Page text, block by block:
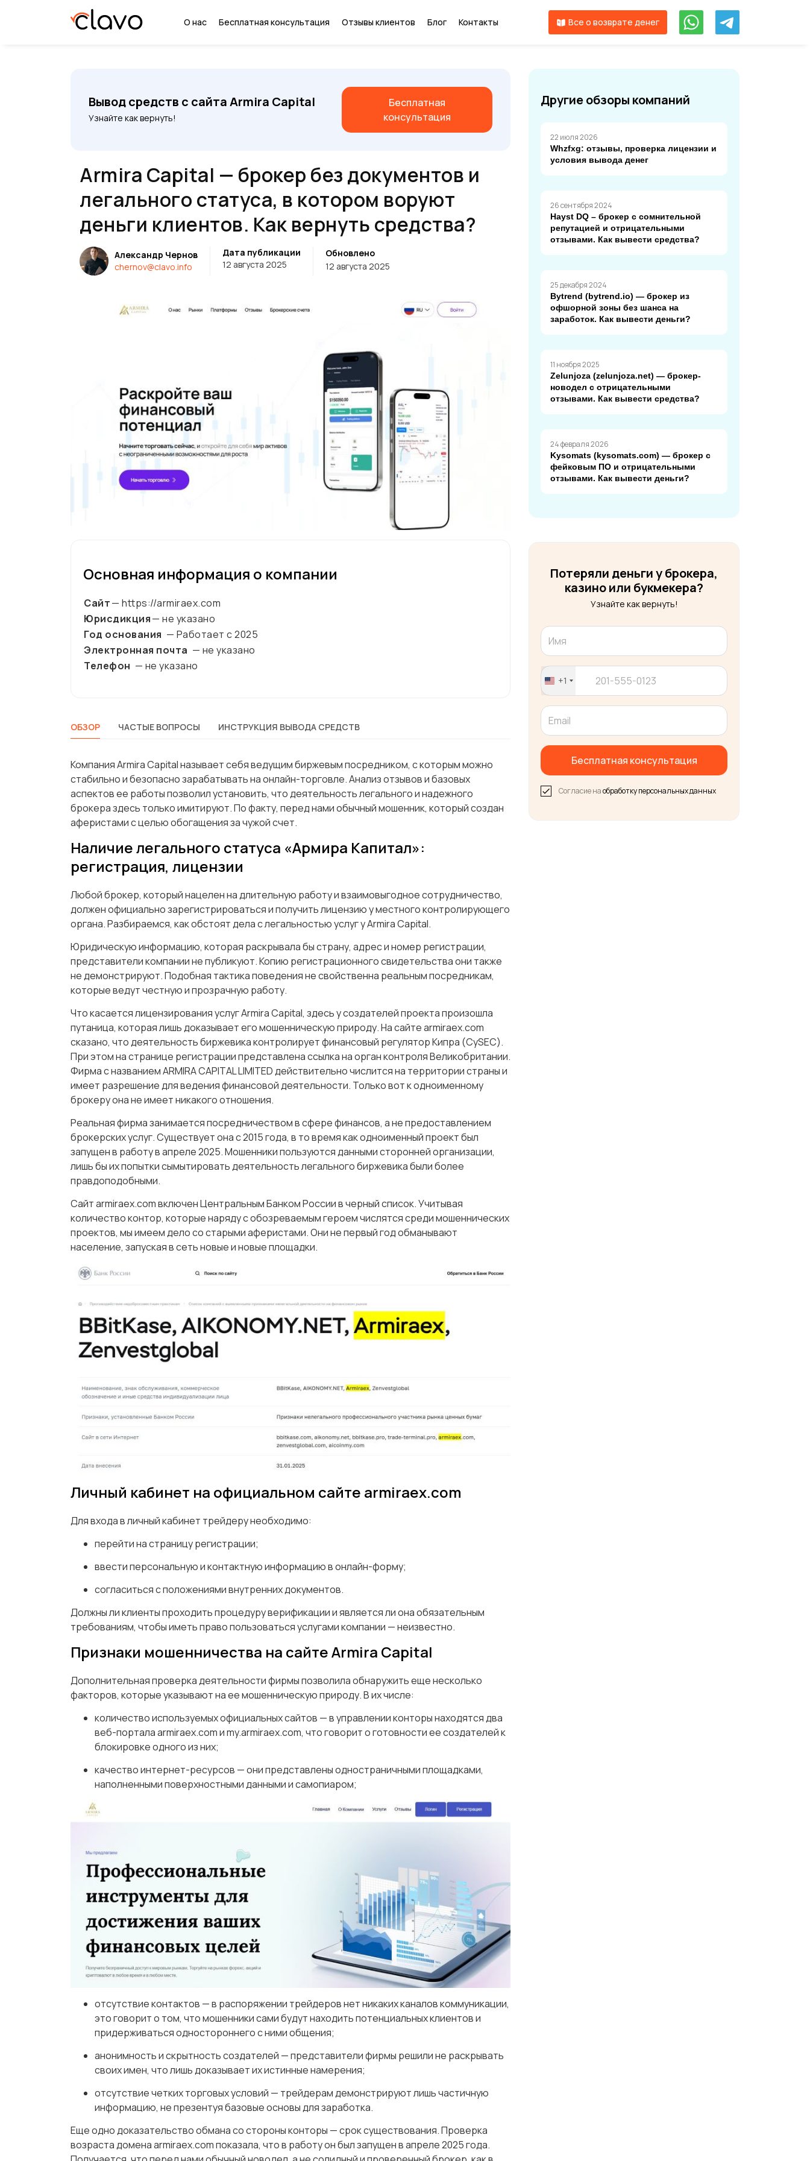
О нас Бесплатная консультация Отзывы клиентов Блог Контакты Все о возврате денег
Вывод средств с сайта Armira Capital
Узнайте как вернуть!
Бесплатная
консультация
Armira Capital — брокер без документов и
легального статуса, в котором воруют
деньги клиентов. Как вернуть средства?
Александр Чернов
chernov@clavo.info
Дата публикации
12 августа 2025
Обновлено
12 августа 2025
Основная информация о компании
Сайт— https://armiraex.com
Юрисдикция— не указано
Год основания — Работает с2025
Электронная почта — не указано
Телефон — не указано
ОБЗОР ЧАСТЫЕ ВОПРОСЫ ИНСТРУКЦИЯ ВЫВОДА СРЕДСТВ
Компания Armira Capital называет себя ведущим биржевым посредником, с которым можно
стабильно и безопасно зарабатывать на онлайн-торговле. Анализ отзывов и базовых
аспектов ее работы позволил установить, что деятельность легального и надежного
брокера здесь только имитируют. По факту, перед нами обычный мошенник, который создан
аферистами с целью обогащения за чужой счет.
Наличие легального статуса «Армира Капитал»:
регистрация, лицензии
Любой брокер, который нацелен на длительную работу и взаимовыгодное сотрудничество,
должен официально зарегистрироваться и получить лицензию у местного контролирующего
органа. Разбираемся, как обстоят дела с легальностью услуг у Armira Capital.
Юридическую информацию, которая раскрывала бы страну, адрес и номер регистрации,
представители компании не публикуют. Копию регистрационного свидетельства они также
не демонстрируют. Подобная тактика поведения не свойственна реальным посредникам,
которые ведут честную и прозрачную работу.
Что касается лицензирования услуг Armira Capital, здесь у создателей проекта произошла
путаница, которая лишь доказывает его мошенническую природу. На сайте armiraex.com
сказано, что деятельность биржевика контролирует финансовый регулятор Кипра (CySEC).
При этом на странице регистрации представлена ссылка на орган контроля Великобритании.
Фирма с названием ARMIRA CAPITAL LIMITED действительно числится на территории страны и
имеет разрешение для ведения финансовой деятельности. Только вот к одноименному
брокеру она не имеет никакого отношения.
Реальная фирма занимается посредничеством в сфере финансов, а не предоставлением
брокерских услуг. Существует она с 2015 года, в то время как одноименный проект был
запущен в работу в апреле 2025. Мошенники пользуются данными сторонней организации,
лишь бы их попытки сымытировать деятельность легального биржевика были более
правдоподобными.
Сайт armiraex.com включен Центральным Банком России в черный список. Учитывая
количество контор, которые наряду с обозреваемым героем числятся среди мошеннических
проектов, мы имеем дело со старыми аферистами. Они не первый год обманывают
население, запуская в сеть новые и новые площадки.
Личный кабинет на официальном сайте armiraex.com
Для входа в личный кабинет трейдеру необходимо:
перейти на страницу регистрации;
ввести персональную и контактную информацию в онлайн-форму;
согласиться с положениями внутренних документов.
Должны ли клиенты проходить процедуру верификации и является ли она обязательным
требованиям, чтобы иметь право пользоваться услугами компании — неизвестно.
Признаки мошенничества на сайте Armira Capital
Дополнительная проверка деятельности фирмы позволила обнаружить еще несколько
факторов, которые указывают на ее мошенническую природу. В их числе:
количество используемых официальных сайтов — в управлении конторы находятся два
веб-портала armiraex.com и my.armiraex.com, что говорит о готовности ее создателей к
блокировке одного из них;
качество интернет-ресурсов — они представлены одностраничными площадками,
наполненными поверхностными данными и самопиаром;
отсутствие контактов — в распоряжении трейдеров нет никаких каналов коммуникации,
это говорит о том, что мошенники сами будут находить потенциальных клиентов и
придерживаться одностороннего с ними общения;
анонимность и скрытность создателей — представители фирмы решили не раскрывать
своих имен, что лишь доказывает их истинные намерения;
отсутствие четких торговых условий — трейдерам демонстрируют лишь частичную
информацию, не презентуя базовые основы для заработка.
Еще одно доказательство обмана со стороны конторы — срок существования. Проверка
возраста домена armiraex.com показала, что в работу он был запущен в апреле 2025 года.
Другие обзоры компаний
22 июля 2026
Whzfxg: отзывы, проверка лицензии и
условия вывода денег
26 сентября 2024
Hayst DQ – брокер с сомнительной
репутацией и отрицательными
отзывами. Как вывести средства?
25 декабря 2024
Bytrend (bytrend.io) — брокер из
офшорной зоны без шанса на
заработок. Как вывести деньги?
11 ноября 2025
Zelunjoza (zelunjoza.net) — брокер-
новодел с отрицательными
отзывами. Как вывести средства?
24 февраля 2026
Kysomats (kysomats.com) — брокер с
фейковым ПО и отрицательными
отзывами. Как вывести деньги?
Потеряли деньги у брокера,
казино или букмекера?
Узнайте как вернуть!
United
States
+1
+1
Бесплатная консультация
Согласие наобработку персональных данных